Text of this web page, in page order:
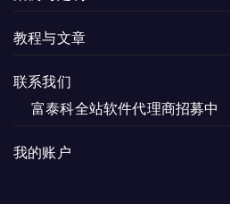
教程与文章
联系我们
富泰科全站软件代理商招募中
我的账户